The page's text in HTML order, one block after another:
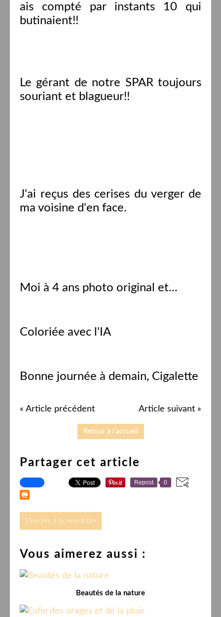
ais compté par instants 10 qui
butinaient!!
Le gérant de notre SPAR toujours
souriant et blagueur!!
J'ai reçus des cerises du verger de
ma voisine d'en face.
Moi à 4 ans photo original et...
Coloriée avec l'IA
Bonne journée à demain, Cigalette
« Article précédent Article suivant »
Retour à l'accueil
Partager cet article
Repost 0
S'inscrire à la newsletter
Vous aimerez aussi :
Beautés de la nature